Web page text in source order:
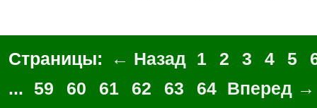
Страницы: ← Назад 1 2 3 4 5
... 59 60 61 62 63 64 Вперед →